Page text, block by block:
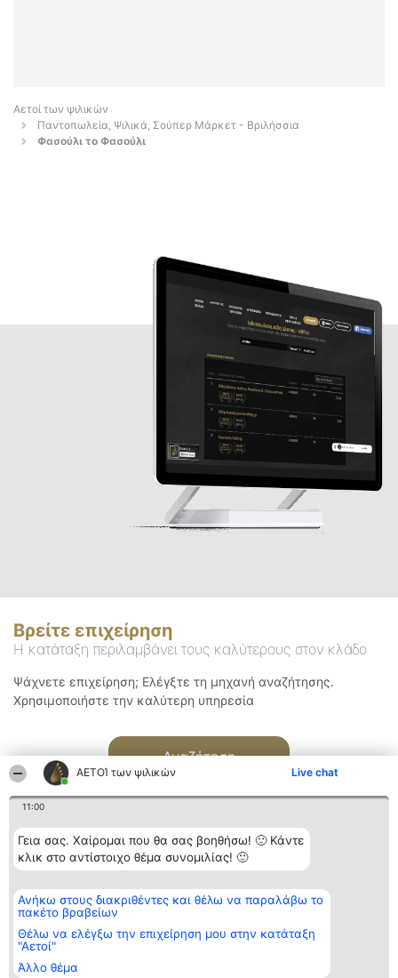
ΑΕΤΟΊ των ψιλικών Live chat
11:00
Γεια σας. Χαίρομαι που θα σας βοηθήσω! 🙂 Κάντε
κλικ στο αντίστοιχο θέμα συνομιλίας! 🙂
Ανήκω στους διακριθέντες και θέλω να παραλάβω το
πακέτο βραβείων
Θέλω να ελέγξω την επιχείρηση μου στην κατάταξη
"Αετοί"
Άλλο θέμα
Αετοί των ψιλικών
Παντοπωλεία, Ψιλικά, Σούπερ Μάρκετ - Βριλήσσια
Φασούλι το Φασούλι
Βρείτε επιχείρηση
Η κατάταξη περιλαμβάνει τους καλύτερους στον κλάδο
Ψάχνετε επιχείρηση; Ελέγξτε τη μηχανή αναζήτησης.
Χρησιμοποιήστε την καλύτερη υπηρεσία
Αναζήτηση
Διοργανωτής της
κατάταξης
BEAUTIFUL COMPANY
ΤΗΛ. ΕΠΙΚΟΙΝΩΝΙΑΣ:
2104128019
email:
Κατάταξη
Διακριθέντες
των
διακριθέντων
Επικοινωνία
Επικοινωνία